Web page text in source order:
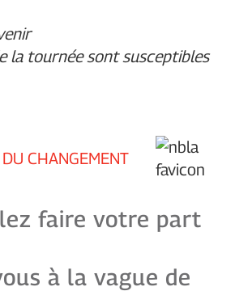
la tournée sont susceptibles
CHANGEMENT
faire votre part
à la vague de